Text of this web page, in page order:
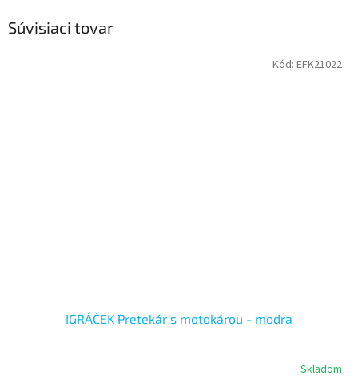
Súvisiaci tovar
IGRÁČEK Pretekár s motokárou - modra
Skladom
Kód: EFK21022